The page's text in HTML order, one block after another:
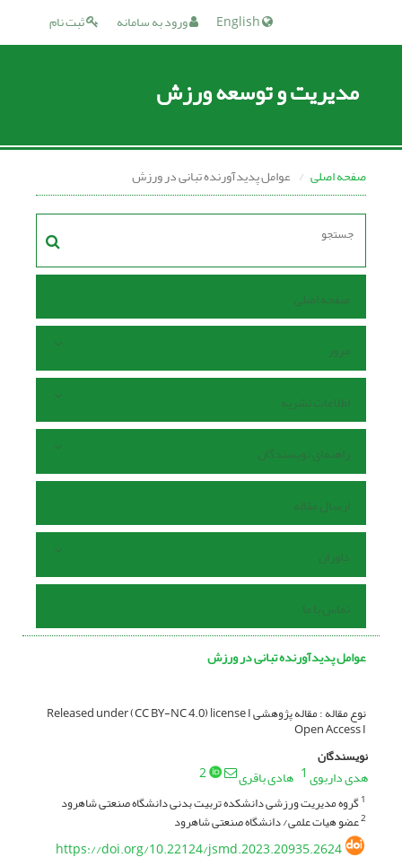
ثبت نام ورود به سامانه
مدیریت و توسعه ورزش
صفحه اصلی عوامل پدیدآورنده تبانی در ورزش
صفحه اصلی
مرور
اطلاعات نشریه
راهنمای نویسندگان
ارسال مقاله
داوران
تماس با ما
عوامل پدیدآورنده تبانی در ورزش
نوع مقاله : مقاله پژوهشی Released under (CC BY-NC 4.0) license I
Open Access I
نویسندگان
هدی داربوی1 هادی باقری 2
1گروه مدیریت ورزشی دانشکده تربیت بدنی دانشگاه صنعتی شاهرود
2عضو هیات علمی/ دانشگاه صنعتی شاهرود
https://doi.org/10.22124/jsmd.2023.20935.2624